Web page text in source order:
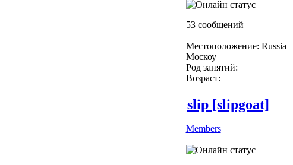
53 сообщений
Местоположение: Russia
Москоу
Род занятий:
Возраст:
slip [slipgoat]
Members